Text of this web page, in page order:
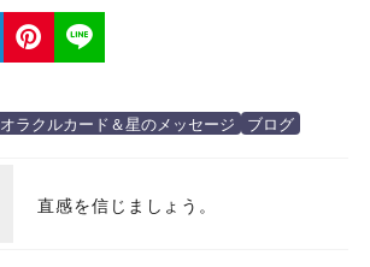
オラクルカード＆星のメッセージ ブログ
直感を信じましょう。